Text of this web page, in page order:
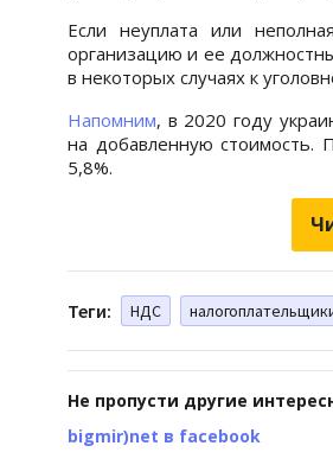
Если неуплата или
организацию и ее
в некоторых случаях к
Напомним, в 2020 году
на добавленную стоимость.
5,8%.
Теги: НДС
Не пропусти другие
bigmir)net в facebook